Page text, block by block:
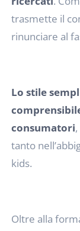
trasmette il
rinunciare al
Lo stile
consumatori
tanto
kids.
Oltre alla